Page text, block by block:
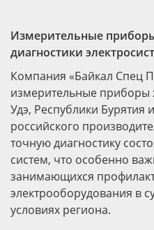
Измерительные
диагностики
Компания «Байкал Спец
измерительные приборы
Удэ, Республики Бурятия
российского
точную диагностику
систем, что особенно
занимающихся
электрооборудования в
условиях региона.